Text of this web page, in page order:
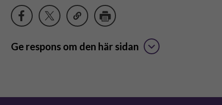
Bildverktyg
Tillgänglighet
Ge respons om den här sidan